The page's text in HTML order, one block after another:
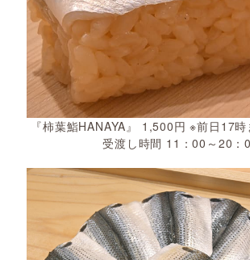
『柿葉鮨HANAYA』 1,500円 ※前日17時
受渡し時間 11：00～20：